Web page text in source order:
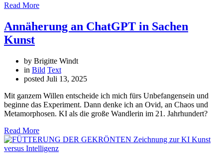
Read More
Annäherung an ChatGPT in Sachen
Kunst
by Brigitte Windt
in Bild Text
posted Juli 13, 2025
Mit ganzem Willen entscheide ich mich fürs Unbefangensein und
beginne das Experiment. Dann denke ich an Ovid, an Chaos und
Metamorphosen. KI als die große Wandlerin im 21. Jahrhundert?
Read More